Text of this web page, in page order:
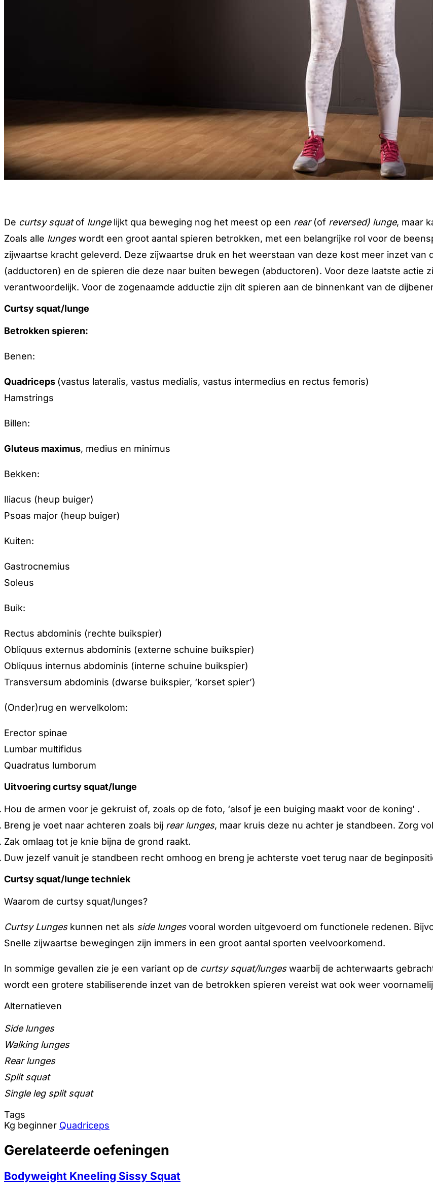
De curtsy squatof lunge lijkt qua beweging nog het meest op een rear (of reversed) lunge, maar
Zoals alle lungeswordt een groot aantal spieren betrokken, met een belangrijke rol voor de
zijwaartse kracht geleverd. Deze zijwaartse druk en het weerstaan van deze kost meer inzet van
(adductoren) en de spieren die deze naar buiten bewegen (abductoren). Voor deze laatste actie
verantwoordelijk. Voor de zogenaamde adductie zijn dit spieren aan de binnenkant van de
Curtsy squat/lunge
Betrokken spieren:
Benen:
Quadriceps (vastus lateralis, vastus medialis, vastus intermedius en rectus femoris)
Hamstrings
Billen:
Gluteus maximus, medius en minimus
Bekken:
Iliacus (heup buiger)
Psoas major (heup buiger)
Kuiten:
Gastrocnemius
Soleus
Buik:
Rectus abdominis (rechte buikspier)
Obliquus externus abdominis (externe schuine buikspier)
Obliquus internus abdominis (interne schuine buikspier)
Transversum abdominis (dwarse buikspier, ‘korset spier’)
(Onder)rug en wervelkolom:
Erector spinae
Lumbar multifidus
Quadratus lumborum
Uitvoering curtsy squat/lunge
Hou de armen voor je gekruist of, zoals op de foto, ‘alsof je een buiging maakt voor de koning’ .
Breng je voet naar achteren zoals bij rear lunges, maar kruis deze nu achter je standbeen. Zorg
Zak omlaag tot je knie bijna de grond raakt.
Duw jezelf vanuit je standbeen recht omhoog en breng je achterste voet terug naar de
Curtsy squat/lunge techniek
Waarom de curtsy squat/lunges?
Curtsy Lunges kunnen net als side lungesvooral worden uitgevoerd om functionele redenen.
Snelle zijwaartse bewegingen zijn immers in een groot aantal sporten veelvoorkomend.
In sommige gevallen zie je een variant op de curtsy squat/lungeswaarbij de achterwaarts
wordt een grotere stabiliserende inzet van de betrokken spieren vereist wat ook weer
Alternatieven
Side lunges
Walking lunges
Rear lunges
Split squat
Single leg split squat
Tags
Kg beginner Quadriceps
Gerelateerde oefeningen
Bodyweight Kneeling Sissy Squat